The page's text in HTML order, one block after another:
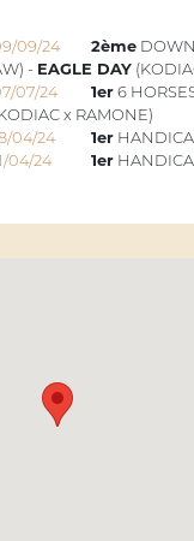
09/24 2ème
- EAGLE DAY
07/24
1er6
x RAMONE)
04/24
1er
04/24
1er